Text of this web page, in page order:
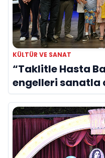
KÜLTÜR VE SANAT
“Taklitle Hasta
engelleri sanatla